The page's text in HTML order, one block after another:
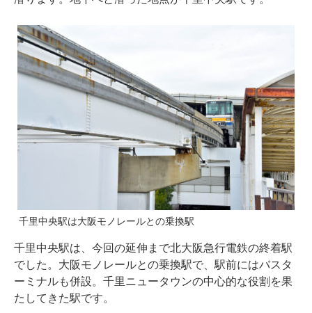
千里中央駅は大阪モノレールとの乗換駅
千里中央駅は、今回の延伸まで北大阪急行電鉄の終着駅
でした。大阪モノレールとの乗換駅で、駅前にはバスタ
ーミナルも併設。千里ニュータウンの中心的な役割を果
たしてきた駅です。